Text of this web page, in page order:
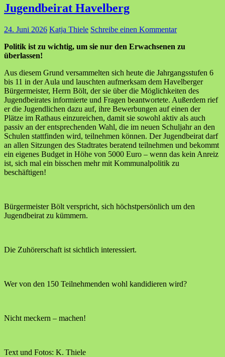
Jugendbeirat Havelberg
24. Juni 2026 Katja Thiele Schreibe einen Kommentar
Politik ist zu wichtig, um sie nur den Erwachsenen zu
überlassen!
Aus diesem Grund versammelten sich heute die Jahrgangsstufen 6
bis 11 in der Aula und lauschten aufmerksam dem Havelberger
Bürgermeister, Herrn Bölt, der sie über die Möglichkeiten des
Jugendbeirates informierte und Fragen beantwortete. Außerdem rief
er die Jugendlichen dazu auf, ihre Bewerbungen auf einen der
Plätze im Rathaus einzureichen, damit sie sowohl aktiv als auch
passiv an der entsprechenden Wahl, die im neuen Schuljahr an den
Schulen stattfinden wird, teilnehmen können. Der Jugendbeirat darf
an allen Sitzungen des Stadtrates beratend teilnehmen und bekommt
ein eigenes Budget in Höhe von 5000 Euro – wenn das kein Anreiz
ist, sich mal ein bisschen mehr mit Kommunalpolitik zu
beschäftigen!
Bürgermeister Bölt verspricht, sich höchstpersönlich um den
Jugendbeirat zu kümmern.
Die Zuhörerschaft ist sichtlich interessiert.
Wer von den 150 Teilnehmenden wohl kandidieren wird?
Nicht meckern – machen!
Text und Fotos: K. Thiele